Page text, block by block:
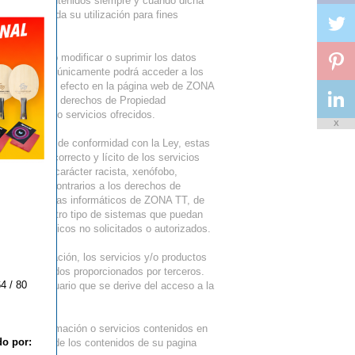
prohibida su utilización para fines
caso modificar o suprimir los datos
El usuario únicamente podrá acceder a los
a este efecto en la página web de ZONA
de derechos de Propiedad
o servicios ofrecidos.
ZONA TT de conformidad con la Ley, estas
un uso correcto y lícito de los servicios
de carácter racista, xenófobo,
actos contrarios a los derechos de
los sistemas informáticos de ZONA TT, de
nocivo u otro tipo de sistemas que puedan
electrónicos no solicitados o autorizados.
la información, los servicios y/o productos
contenidos proporcionados por terceros.
del usuario que se derive del acceso a la
de información o servicios contenidos en
el uso de los contenidos de su pagina
/ 80
por:
X